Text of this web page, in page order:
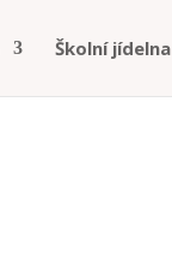
Školní jídelna